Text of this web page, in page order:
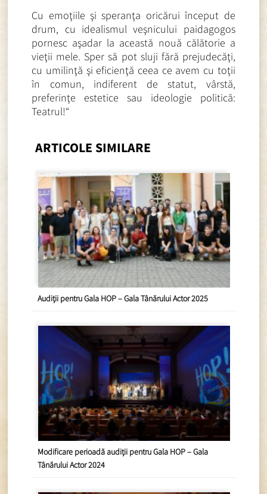
Cu emoţiile şi speranţa oricărui început de
drum, cu idealismul veşnicului paidagogos
pornesc aşadar la această nouă călătorie a
vieţii mele. Sper să pot sluji fără prejudecăţi,
cu umilinţă şi eficienţă ceea ce avem cu toţii
în comun, indiferent de statut, vârstă,
preferinţe estetice sau ideologie politică:
Teatrul!“
ARTICOLE SIMILARE
Audiții pentru Gala HOP – Gala Tânărului Actor 2025
Modificare perioadă audiții pentru Gala HOP – Gala
Tânărului Actor 2024